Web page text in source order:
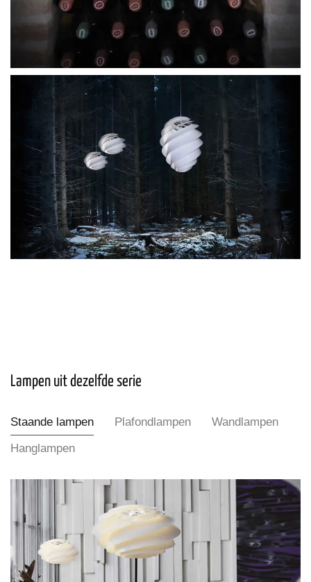
Lampen uit dezelfde serie
Staande lampen Plafondlampen
Wandlampen
Hanglampen